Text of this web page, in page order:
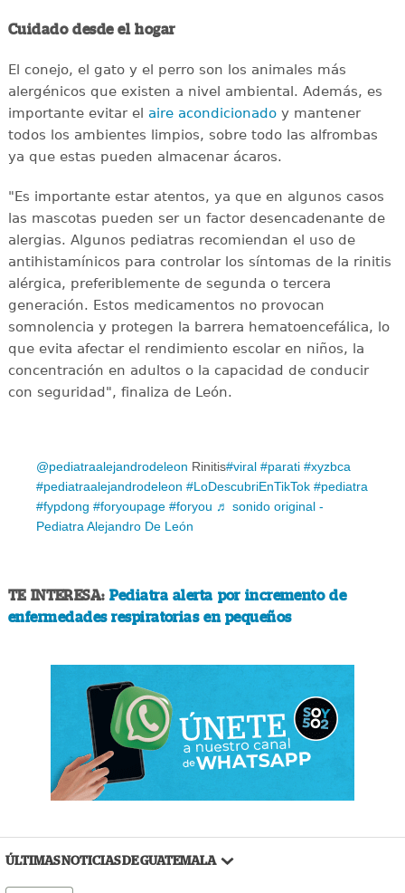
Cuidado desde el hogar
El conejo, el gato y el perro son los animales más
alergénicos que existen a nivel ambiental. Además, es
importante evitar el aire acondicionadoy mantener
todos los ambientes limpios, sobre todo las alfrombas
ya que estas pueden almacenar ácaros.
"Es importante estar atentos, ya que en algunos casos
las mascotas pueden ser un factor desencadenante de
alergias. Algunos pediatras recomiendan el uso de
antihistamínicos para controlar los síntomas de la rinitis
alérgica, preferiblemente de segunda o tercera
generación. Estos medicamentos no provocan
somnolencia y protegen la barrera hematoencefálica, lo
que evita afectar el rendimiento escolar en niños, la
concentración en adultos o la capacidad de conducir
con seguridad", finaliza de León.
@pediatraalejandrodeleon Rinitis#viral #parati #xyzbca
#pediatraalejandrodeleon #LoDescubriEnTikTok #pediatra
#fypdong #foryoupage #foryou ♬ sonido original -
Pediatra Alejandro De León
TE INTERESA: Pediatra alerta por incremento de
enfermedades respiratorias en pequeños
ÚLTIMAS NOTICIAS DE GUATEMALA